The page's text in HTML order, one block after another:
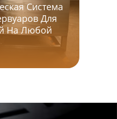
Система
Для
На Любой